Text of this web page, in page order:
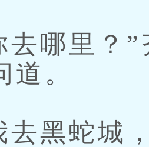
哪里？”
道。
黑蛇城